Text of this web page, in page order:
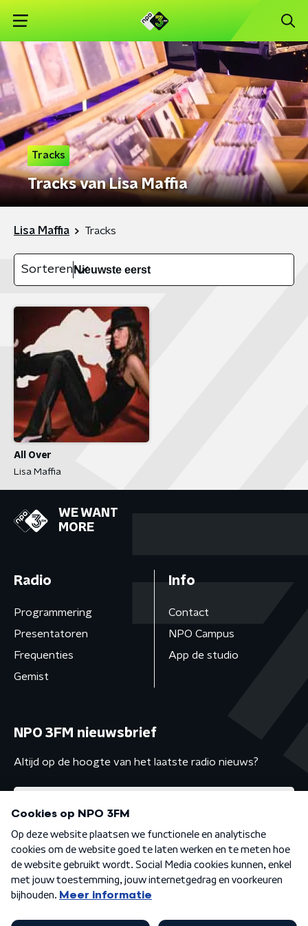
Tracks
Tracks van Lisa Maffia
Lisa Maffia Tracks
Sorteren
All Over
Lisa Maffia
WE WANT
MORE
Radio
Programmering
Presentatoren
Frequenties
Gemist
Info
Contact
NPO Campus
App de studio
NPO 3FM nieuwsbrief
Altijd op de hoogte van het laatste radio nieuws?
Algemene voorwaarden Privacybeleid